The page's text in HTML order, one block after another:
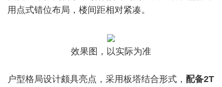
用点式错位布局，楼间距相对紧凑。
效果图，以实际为准
户型格局设计颇具亮点，采用板塔结合形式， 配备2T